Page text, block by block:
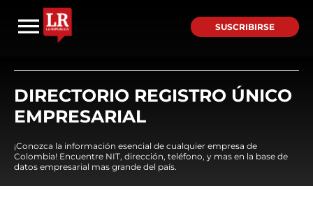
SUSCRIBIRSE
DIRECTORIO REGISTRO ÚNICO
EMPRESARIAL
¡Conozca la información esencial de cualquier empresa de
Colombia! Encuentre NIT, dirección, teléfono, y mas en la base de
datos empresarial mas grande del país.